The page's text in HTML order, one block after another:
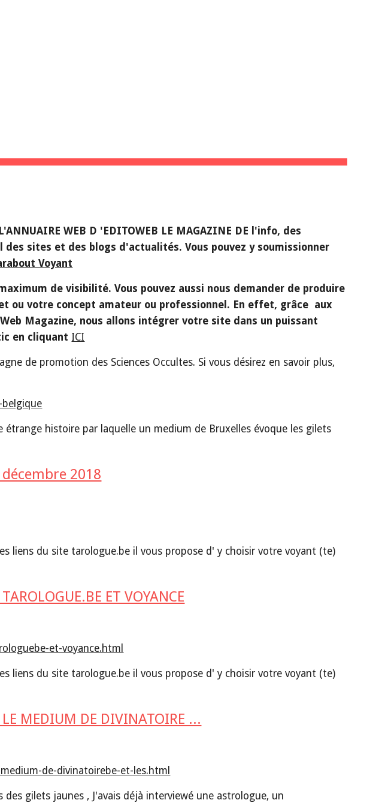
WEB D 'EDITOWEB LE MAGAZINE DE l'info, des
sites et des blogs d'actualités. Vous pouvez y soumissionner
Voyant
de visibilité. Vous pouvez aussi nous demander de produire
ou votre concept amateur ou professionnel. En effet, grâce  aux
Magazine, nous allons intégrer votre site dans un puissant
en cliquant ICI
de promotion des Sciences Occultes. Si vous désirez en savoir plus,
étrange histoire par laquelle un medium de Bruxelles évoque les gilets
décembre 2018
liens du site tarologue.be il vous propose d' y choisir votre voyant (te)
ET VOYANCE
et-voyance.html
liens du site tarologue.be il vous propose d' y choisir votre voyant (te)
MEDIUM DE DIVINATOIRE ...
de-divinatoirebe-et-les.html
gilets jaunes , J'avais déjà interviewé une astrologue, un